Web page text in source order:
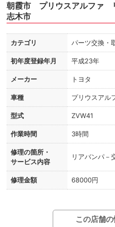
朝霞市 プリウスアルファ
志木市
カテゴリ パーツ交換・
初年度登録年月 平成23年
メーカー トヨタ
車種 プリウスアル
型式 ZVW41
作業時間 3時間
修理の箇所・
サービス内容
リアバンパ－
修理金額 68000円
この店舗